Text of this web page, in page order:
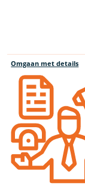
Omgaan met details